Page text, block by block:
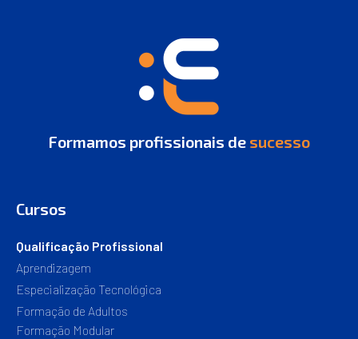
Formamos profissionais de sucesso
Cursos
Qualificação Profissional
Aprendizagem
Especialização Tecnológica
Formação de Adultos
Formação Modular